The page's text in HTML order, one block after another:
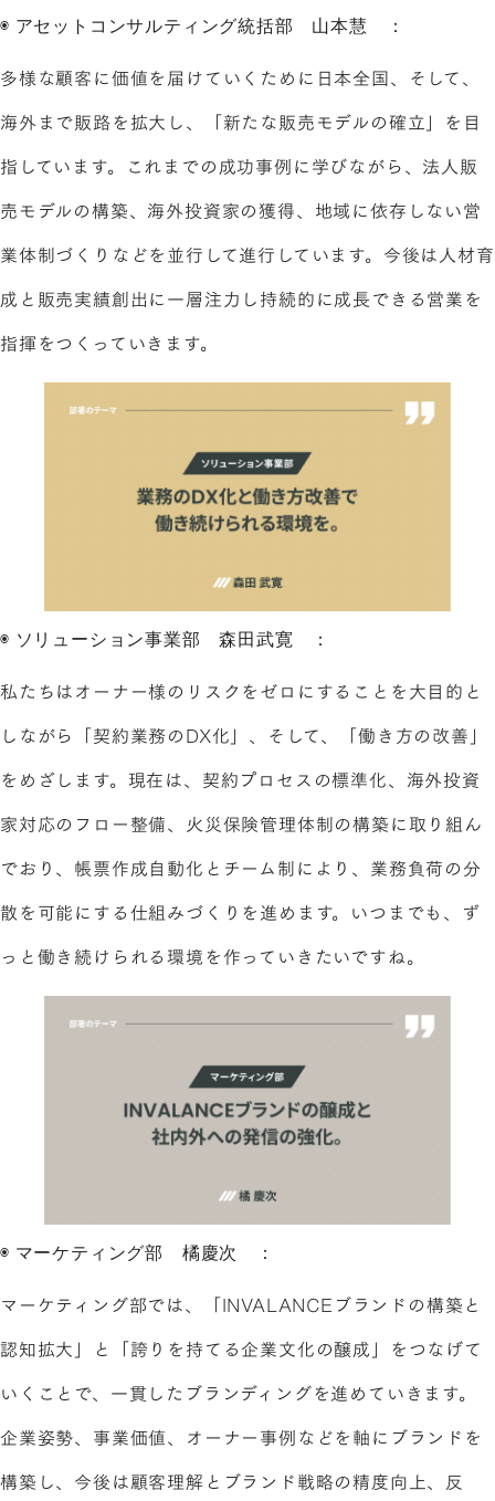
◉ アセットコンサルティング統括部 山本慧 ：
多様な顧客に価値を届けていくために日本全国、そして、
海外まで販路を拡大し、「新たな販売モデルの確立」を目
指しています。これまでの成功事例に学びながら、法人販
売モデルの構築、海外投資家の獲得、地域に依存しない営
業体制づくりなどを並行して進行しています。今後は人材育
成と販売実績創出に一層注力し持続的に成長できる営業を
指揮をつくっていきます。
◉ ソリューション事業部 森田武寛 ：
私たちはオーナー様のリスクをゼロにすることを大目的と
しながら「契約業務のDX化」、そして、「働き方の改善」
をめざします。現在は、契約プロセスの標準化、海外投資
家対応のフロー整備、火災保険管理体制の構築に取り組ん
でおり、帳票作成自動化とチーム制により、業務負荷の分
散を可能にする仕組みづくりを進めます。いつまでも、ず
っと働き続けられる環境を作っていきたいですね。
◉ マーケティング部 橘慶次 ：
マーケティング部では、「INVALANCEブランドの構築と
認知拡大」と「誇りを持てる企業文化の醸成」をつなげて
いくことで、一貫したブランディングを進めていきます。
企業姿勢、事業価値、オーナー事例などを軸にブランドを
構築し、今後は顧客理解とブランド戦略の精度向上、反